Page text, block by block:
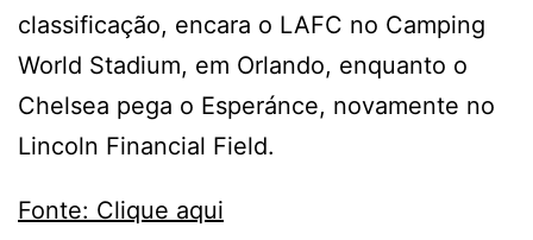
classificação, encara o LAFC no Camping
World Stadium, em Orlando, enquanto o
Chelsea pega o Esperánce, novamente no
Lincoln Financial Field.
Fonte: Clique aqui